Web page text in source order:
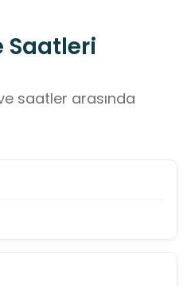
Saatleri
saatler arasında